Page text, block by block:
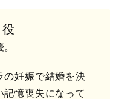
の妊娠で結婚を決
憶喪失になって